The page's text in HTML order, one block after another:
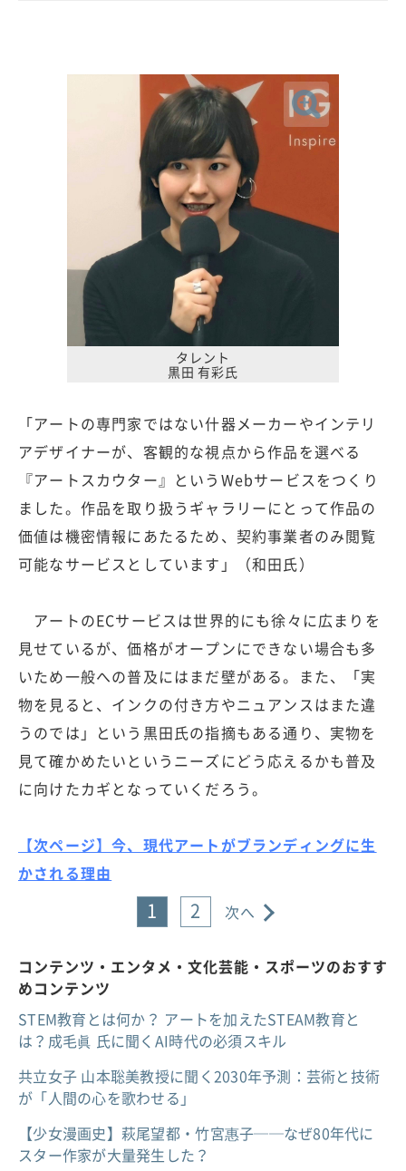
タレント
黒田 有彩氏
「アートの専門家ではない什器メーカーやインテリ
アデザイナーが、客観的な視点から作品を選べる
『アートスカウター』というWebサービスをつくり
ました。作品を取り扱うギャラリーにとって作品の
価値は機密情報にあたるため、契約事業者のみ閲覧
可能なサービスとしています」（和田氏）
アートのECサービスは世界的にも徐々に広まりを
見せているが、価格がオープンにできない場合も多
いため一般への普及にはまだ壁がある。また、「実
物を見ると、インクの付き方やニュアンスはまた違
うのでは」という黒田氏の指摘もある通り、実物を
見て確かめたいというニーズにどう応えるかも普及
に向けたカギとなっていくだろう。
【次ページ】今、現代アートがブランディングに生
かされる理由
1 2 次へ
コンテンツ・エンタメ・文化芸能・スポーツのおすす
めコンテンツ
STEM教育とは何か？ アートを加えたSTEAM教育と
は？成毛眞 氏に聞くAI時代の必須スキル
共立女子 山本聡美教授に聞く2030年予測：芸術と技術
が「人間の心を歌わせる」
【少女漫画史】萩尾望都・竹宮惠子──なぜ80年代に
スター作家が大量発生した？